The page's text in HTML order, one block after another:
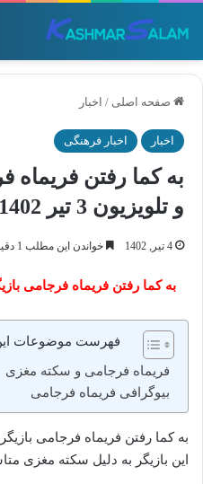
صفحه اصلی / اخبار
اخبار اخبار فرهنگی
به کما رفتن فریماه
و تلویزیون 3 تیر 1402
4 تیر, 1402 خواندن این مطلب 1 دقیقه زمان میبرد
به کما رفتن فریماه فرجامی بازیگر
فهرست موضوعات
فریماه فرجامی و سکته مغزی
بیوگرافی فریماه فرجامی
این بازیگر به دلیل سکته مغزی